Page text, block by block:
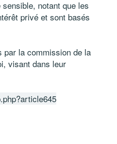
notant que les
privé et sont basés
par la commission de la
visant dans leur